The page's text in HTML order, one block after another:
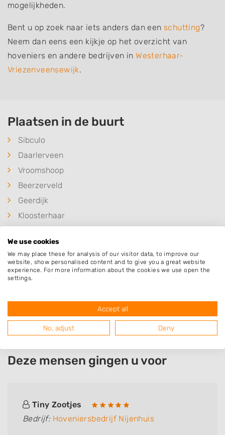
mogelijkheden.
Bent u op zoek naar iets anders dan een schutting?
Neem dan eens een kijkje op het overzicht van
hoveniers en andere bedrijven inWesterhaar-
Vriezenveensewijk.
Plaatsen in de buurt
Sibculo
Daarlerveen
Vroomshoop
Beerzerveld
Geerdijk
Kloosterhaar
Bruinehaar
Daarle
Mariënberg
Deze mensen gingen u voor
Tiny Zootjes
Bedrijf: Hoveniersbedrijf Nijenhuis
We use cookies
We may place these for analysis of our visitor data, to improve our
website, show personalised content and to give you a great website
experience. For more information about the cookies we use open the
settings.
Accept all
No, adjust Deny